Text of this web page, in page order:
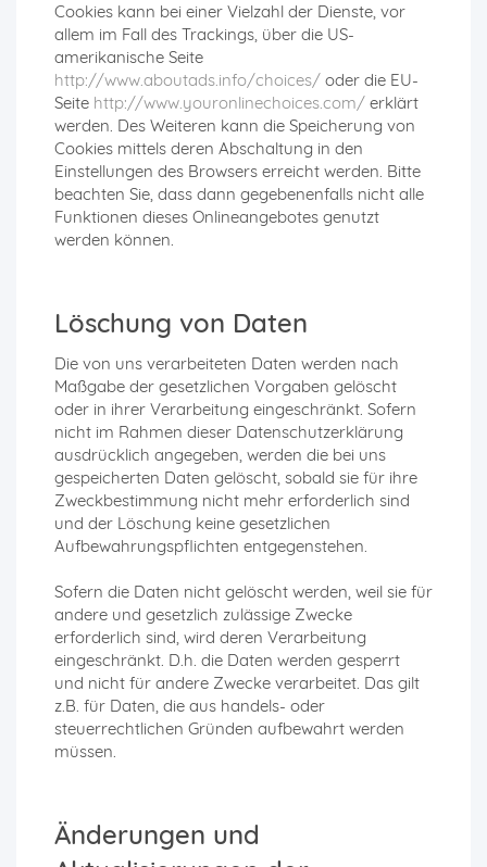
Cookies kann bei einer Vielzahl der Dienste, vor
allem im Fall des Trackings, über die US-
amerikanische Seite
http://www.aboutads.info/choices/ oder die EU-
Seite http://www.youronlinechoices.com/ erklärt
werden. Des Weiteren kann die Speicherung von
Cookies mittels deren Abschaltung in den
Einstellungen des Browsers erreicht werden. Bitte
beachten Sie, dass dann gegebenenfalls nicht alle
Funktionen dieses Onlineangebotes genutzt
werden können.
Löschung von Daten
Die von uns verarbeiteten Daten werden nach
Maßgabe der gesetzlichen Vorgaben gelöscht
oder in ihrer Verarbeitung eingeschränkt. Sofern
nicht im Rahmen dieser Datenschutzerklärung
ausdrücklich angegeben, werden die bei uns
gespeicherten Daten gelöscht, sobald sie für ihre
Zweckbestimmung nicht mehr erforderlich sind
und der Löschung keine gesetzlichen
Aufbewahrungspflichten entgegenstehen.
Sofern die Daten nicht gelöscht werden, weil sie für
andere und gesetzlich zulässige Zwecke
erforderlich sind, wird deren Verarbeitung
eingeschränkt. D.h. die Daten werden gesperrt
und nicht für andere Zwecke verarbeitet. Das gilt
z.B. für Daten, die aus handels- oder
steuerrechtlichen Gründen aufbewahrt werden
müssen.
Änderungen und